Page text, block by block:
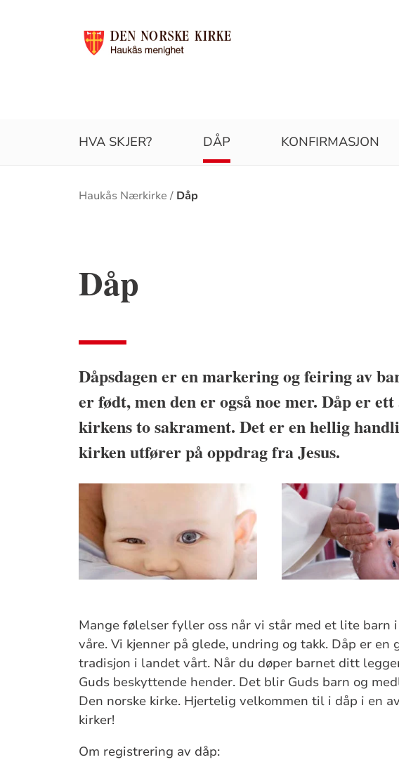
HVA SKJER? DÅP KONFIRMASJON
Brødsmulesti
Haukås Nærkirke Dåp
Dåp
Dåpsdagen er en markering og feiring av
er født, men den er også noe mer. Dåp er ett
kirkens to sakrament. Det er en hellig
kirken utfører på oppdrag fra Jesus.
Mange følelser fyller oss når vi står med et lite barn
våre. Vi kjenner på glede, undring og takk. Dåp er en
tradisjon i landet vårt. Når du døper barnet ditt
Guds beskyttende hender. Det blir Guds barn og
Den norske kirke. Hjertelig velkommen til i dåp i en
kirker!
Om registrering av dåp: